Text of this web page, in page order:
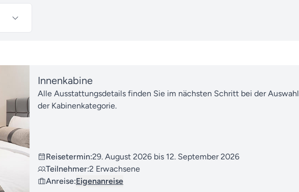
Innenkabine
Alle Ausstattungsdetails finden Sie im nächsten Schritt bei der Auswahl
der Kabinenkategorie.
Reisetermin:29. August 2026 bis 12. September 2026
Teilnehmer:2 Erwachsene
Anreise:Eigenanreise